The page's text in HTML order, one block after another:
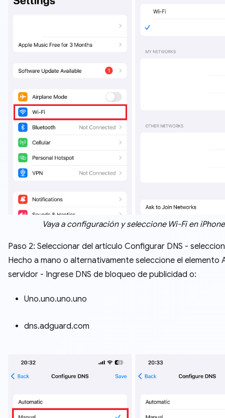
Vaya a configuración y seleccione Wi-Fi en iPhone
Paso 2: Seleccionar del artículo Configurar DNS -
Hecho a mano o alternativamente seleccione el elemento
servidor - Ingrese DNS de bloqueo de publicidad o:
Uno.uno.uno.uno
dns.adguard.com